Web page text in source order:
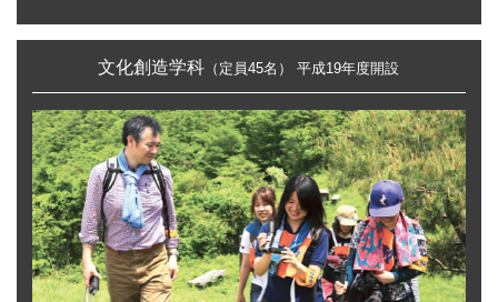
文化創造学科 （定員45名） 平成19年度開設